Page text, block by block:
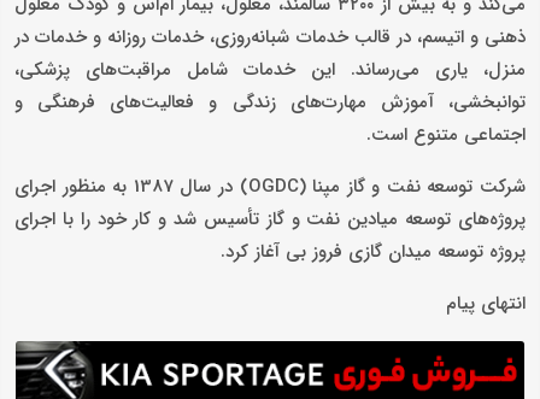
ذهنی و اتیسم، در قالب خدمات شبانه‌روزی، خدمات روزانه و خدمات در
منزل، یاری می‌رساند. این خدمات شامل مراقبت‌های پزشکی،
توانبخشی، آموزش مهارت‌های زندگی و فعالیت‌های فرهنگی و
اجتماعی متنوع است.
شرکت توسعه نفت و گاز مپنا (OGDC) در سال 1387 به منظور اجرای
پروژه‌های توسعه میادین نفت و گاز تأسیس شد و کار خود را با اجرای
پروژه توسعه میدان گازی فروز بی آغاز کرد.
انتهای پیام